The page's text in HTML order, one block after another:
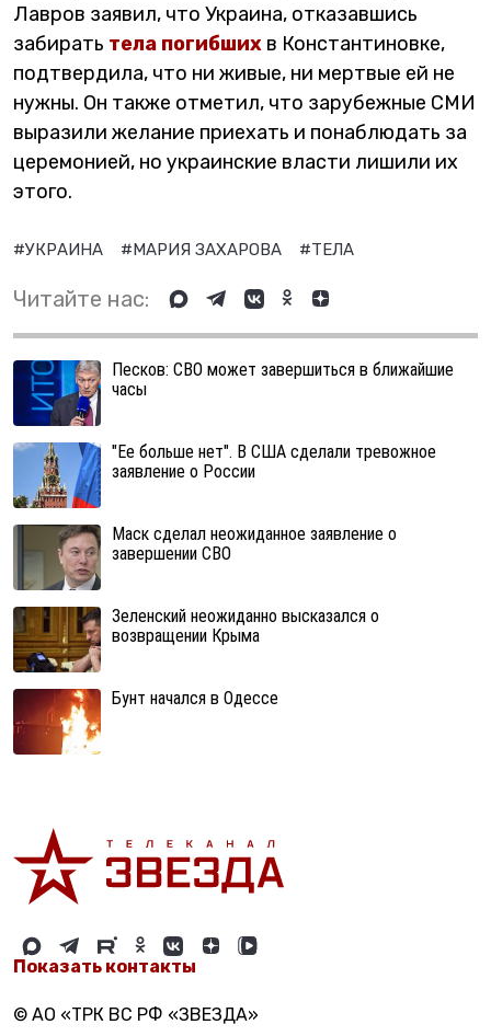
Лавров заявил, что Украина, отказавшись
забирать тела погибших в Константиновке,
подтвердила, что ни живые, ни мертвые ей не
нужны. Он также отметил, что зарубежные СМИ
выразили желание приехать и понаблюдать за
церемонией, но украинские власти лишили их
этого.
#УКРАИНА #МАРИЯ ЗАХАРОВА #ТЕЛА
Читайте нас:
Песков: СВО может завершиться в ближайшие
часы
"Ее больше нет". В США сделали тревожное
заявление о России
Маск сделал неожиданное заявление о
завершении СВО
Зеленский неожиданно высказался о
возвращении Крыма
Бунт начался в Одессе
Показать контакты
© АО «ТРК ВС РФ «ЗВЕЗДА»